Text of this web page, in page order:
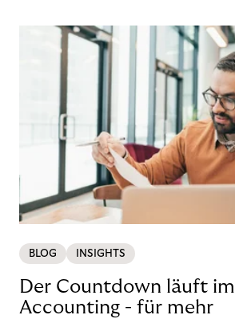
BLOG INSIGHTS
Der Countdown läuft im
Accounting - für mehr